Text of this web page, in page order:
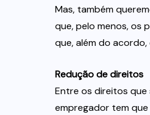
Mas, também
que, pelo menos, os
que, além do
Redução de direitos
Entre os direitos que
empregador tem